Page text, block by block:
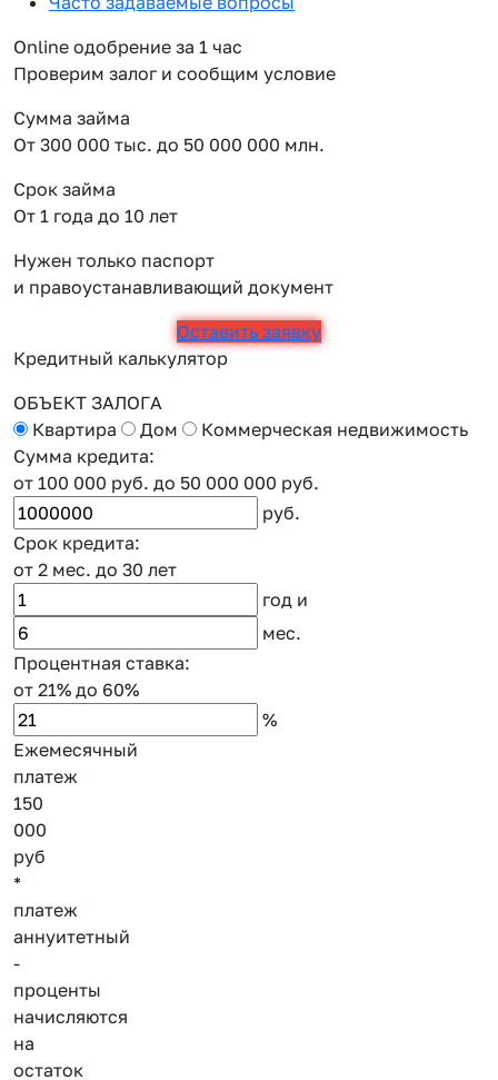
Online одобрение за 1 час
Проверим залог и сообщим условие
Сумма займа
От 300 000 тыс. до 50 000 000 млн.
Срок займа
От 1 года до 10 лет
Нужен только паспорт
и правоустанавливающий документ
Оставить заявку
Кредитный калькулятор
ОБЪЕКТ ЗАЛОГА
Квартира
Дом
Коммерческая недвижимость
Сумма кредита:
от 100 000 руб. до 50 000 000 руб.
руб.
Срок кредита:
от 2 мес. до 30 лет
год и
мес.
Процентная ставка:
от 21% до 60%
%
Ежемесячный
платеж
150
000
руб
*
платеж
аннуитетный
-
проценты
начисляются
на
остаток